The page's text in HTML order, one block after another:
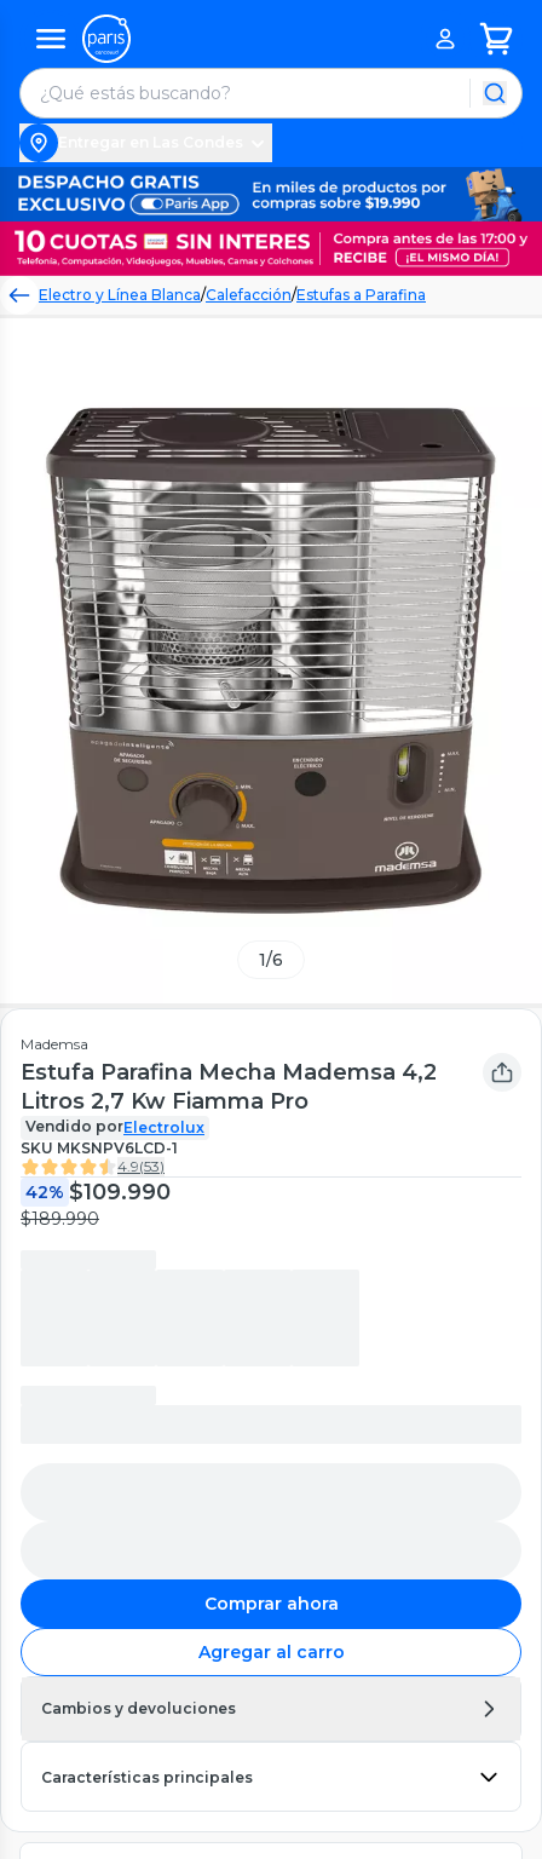
Electro y Línea Blanca/Calefacción/Estufas a Parafina
1/6
Mademsa
Estufa Parafina Mecha Mademsa 4,2
Litros 2,7 Kw Fiamma Pro
Vendido porElectrolux
SKU MKSNPV6LCD-1
4.9(53)
42% $109.990
$189.990
Comprar ahora
Agregar al carro
Cambios y devoluciones
Características principales